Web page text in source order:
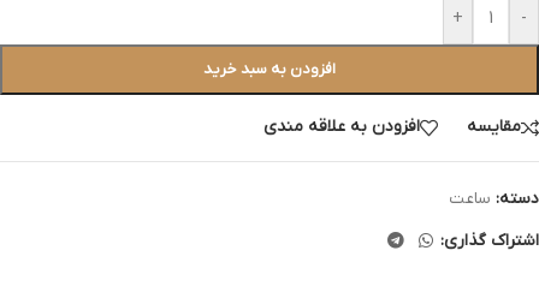
-
+
افزودن به سبد خرید
مقایسه افزودن به علاقه مندی
دسته: ساعت
اشتراک گذاری: